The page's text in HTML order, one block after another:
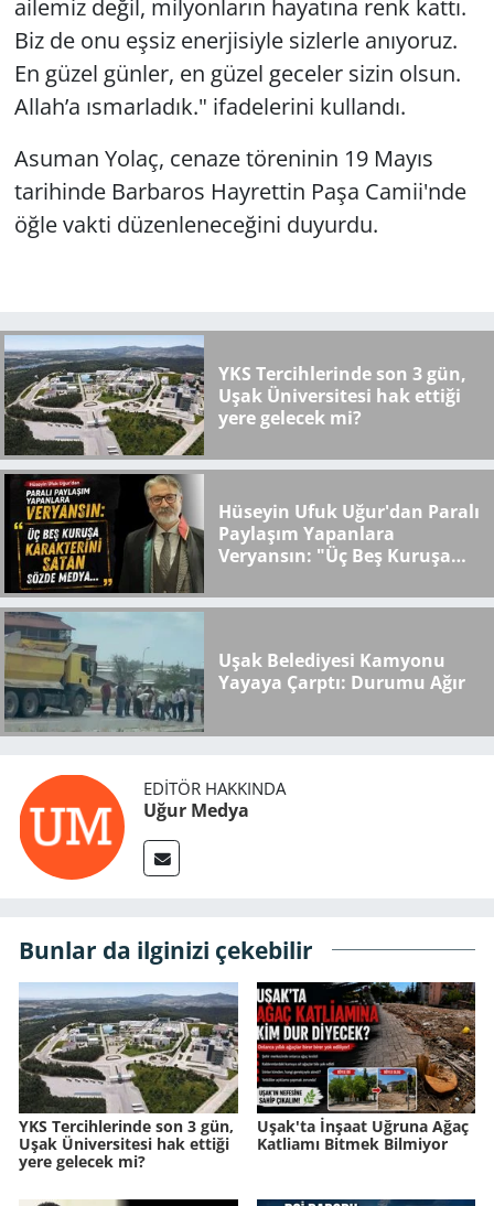
ailemiz değil, milyonların hayatına renk kattı.
Biz de onu eşsiz enerjisiyle sizlerle anıyoruz.
En güzel günler, en güzel geceler sizin olsun.
Allah’a ısmarladık." ifadelerini kullandı.
Asuman Yolaç, cenaze töreninin 19 Mayıs
tarihinde Barbaros Hayrettin Paşa Camii'nde
öğle vakti düzenleneceğini duyurdu.
YKS Tercihlerinde son 3 gün,
Uşak Üniversitesi hak ettiği
yere gelecek mi?
Hüseyin Ufuk Uğur'dan Paralı
Paylaşım Yapanlara
Veryansın: "Üç Beş Kuruşa
Medya..."
Uşak Belediyesi Kamyonu
Yayaya Çarptı: Durumu Ağır
EDITÖR HAKKINDA
Uğur Medya
Bunlar da ilginizi çekebilir
YKS Tercihlerinde son 3 gün,
Uşak Üniversitesi hak ettiği
yere gelecek mi?
Uşak'ta İnşaat Uğruna Ağaç
Katliamı Bitmek Bilmiyor